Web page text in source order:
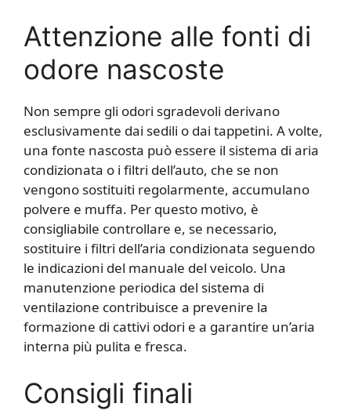
Attenzione alle fonti di
odore nascoste
Non sempre gli odori sgradevoli derivano
esclusivamente dai sedili o dai tappetini. A volte,
una fonte nascosta può essere il sistema di aria
condizionata o i filtri dell’auto, che se non
vengono sostituiti regolarmente, accumulano
polvere e muffa. Per questo motivo, è
consigliabile controllare e, se necessario,
sostituire i filtri dell’aria condizionata seguendo
le indicazioni del manuale del veicolo. Una
manutenzione periodica del sistema di
ventilazione contribuisce a prevenire la
formazione di cattivi odori e a garantire un’aria
interna più pulita e fresca.
Consigli finali